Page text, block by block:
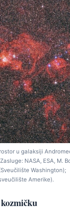
u galaksiji
NASA, ESA, M.
Washington);
Amerike).
kozmičku